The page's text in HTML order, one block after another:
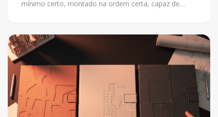
mínimo certo, montado na ordem certa, capaz de
agora.